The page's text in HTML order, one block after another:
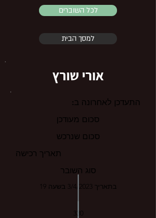
לכל השוברים
למסך הבית
אורי שורץ
התעדכן לאחרונה ב:
סכום מעודכן
סכום שנרכש
תאריך רכישה
סוג השובר
בתאריך 3/4/2023 בשעה 19
330